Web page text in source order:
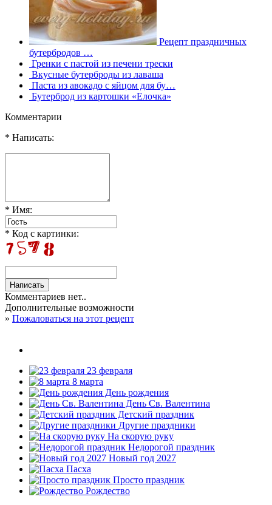
Рецепт праздничных
бутербродов …
Гренки с пастой из печени трески
Вкусные бутерброды из лаваша
Паста из авокадо с яйцом для бу…
Бутерброд из картошки «Елочка»
Комментарии
* Написать:
* Имя:
* Код с картинки:
Комментариев нет..
Дополнительные возможности
» Пожаловаться на этот рецепт
23 февраля
8 марта
День рождения
День Св. Валентина
Детский праздник
Другие праздники
На скорую руку
Недорогой праздник
Новый год 2027
Пасха
Просто праздник
Рождество